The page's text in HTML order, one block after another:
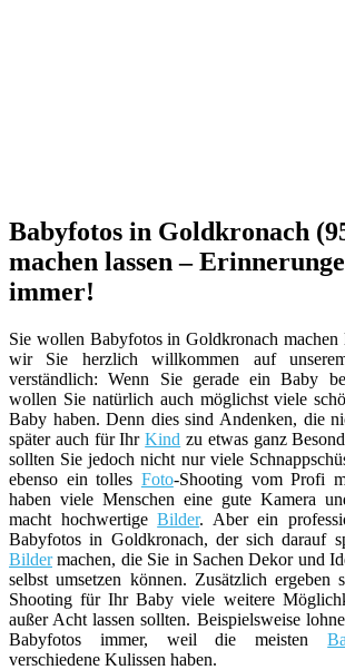
Babyfotos in Goldkronach
machen lassen –
immer!
Sie wollen Babyfotos in Goldkronach machen
wir Sie herzlich willkommen auf
verständlich: Wenn Sie gerade ein Baby
wollen Sie natürlich auch möglichst viele
Baby haben. Denn dies sind Andenken, die
später auch für IhrKind zu etwas ganz
sollten Sie jedoch nicht nur viele
ebenso ein tolles Foto-Shooting vom Profi
haben viele Menschen eine gute Kamera
macht hochwertigeBilder. Aber ein
Babyfotos in Goldkronach, der sich darauf
Bildermachen, die Sie in Sachen Dekor und
selbst umsetzen können. Zusätzlich ergeben
Shooting für Ihr Baby viele weitere
außer Acht lassen sollten. Beispielsweise
Babyfotos immer, weil die meisten
verschiedene Kulissen haben.